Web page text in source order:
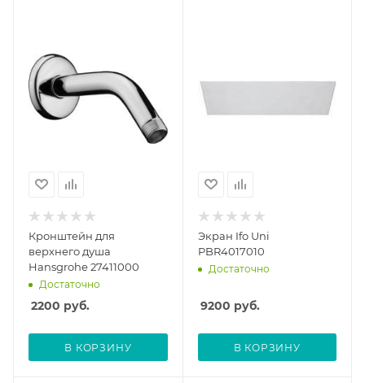
Кронштейн для
верхнего душа
Hansgrohe 27411000
Достаточно
2200 руб.
В КОРЗИНУ
Экран Ifo Uni
PBR4017010
Достаточно
9200 руб.
В КОРЗИНУ